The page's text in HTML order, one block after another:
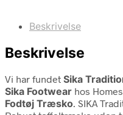
Beskrivelse
Beskrivelse
Vi har fundet Sika
Sika Footwear hos
Fodtøj Træsko. SIKA